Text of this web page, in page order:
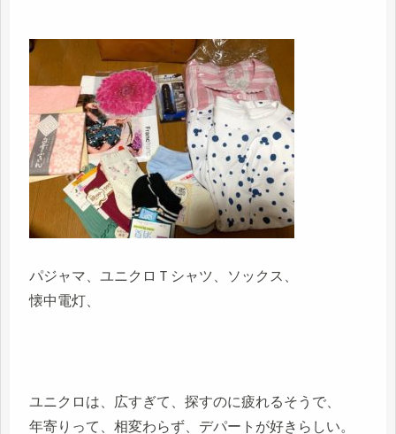
パジャマ、ユニクロＴシャツ、ソックス、
懐中電灯、
ユニクロは、広すぎて、探すのに疲れるそうで、
年寄りって、相変わらず、デパートが好きらしい。